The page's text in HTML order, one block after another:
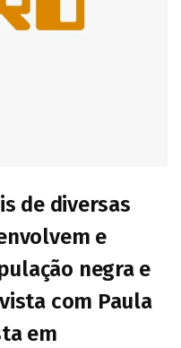
de diversas
e
negra e
com Paula
em